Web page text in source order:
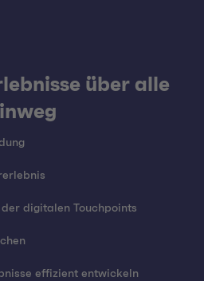
über alle
digitalen Touchpoints
effizient entwickeln